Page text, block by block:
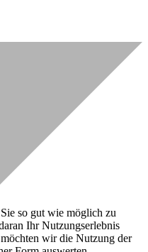
so gut wie möglich zu
Ihr Nutzungserlebnis
wir die Nutzung der